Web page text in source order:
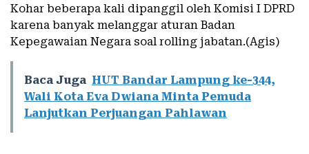
Kohar beberapa kali dipanggil oleh Komisi I DPRD
karena banyak melanggar aturan Badan
Kepegawaian Negara soal rolling jabatan.(Agis)
Baca Juga HUT Bandar Lampung ke-344,
Wali Kota Eva Dwiana Minta Pemuda
Lanjutkan Perjuangan Pahlawan